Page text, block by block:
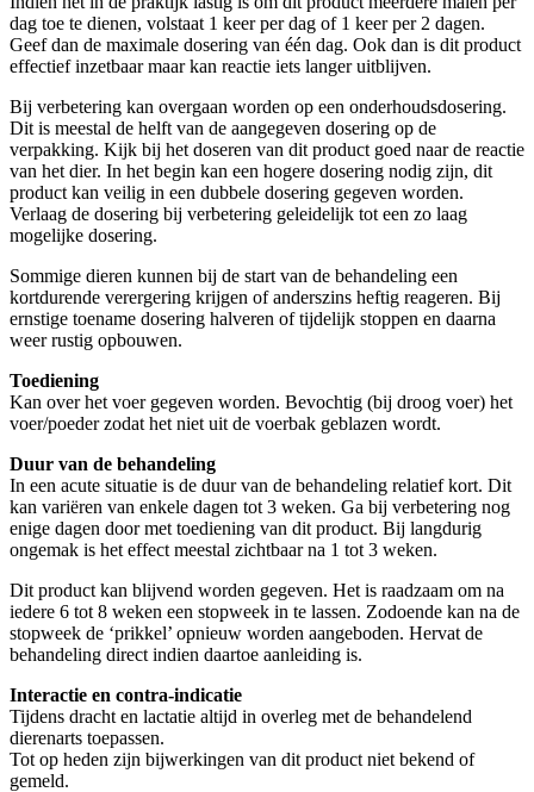
dag toe te dienen, volstaat 1 keer per dag of 1 keer per 2 dagen.
Geef dan de maximale dosering van één dag. Ook dan is dit product
effectief inzetbaar maar kan reactie iets langer uitblijven.
Bij verbetering kan overgaan worden op een onderhoudsdosering.
Dit is meestal de helft van de aangegeven dosering op de
verpakking. Kijk bij het doseren van dit product goed naar de reactie
van het dier. In het begin kan een hogere dosering nodig zijn, dit
product kan veilig in een dubbele dosering gegeven worden.
Verlaag de dosering bij verbetering geleidelijk tot een zo laag
mogelijke dosering.
Sommige dieren kunnen bij de start van de behandeling een
kortdurende verergering krijgen of anderszins heftig reageren. Bij
ernstige toename dosering halveren of tijdelijk stoppen en daarna
weer rustig opbouwen.
Toediening
Kan over het voer gegeven worden. Bevochtig (bij droog voer) het
voer/poeder zodat het niet uit de voerbak geblazen wordt.
Duur van de behandeling
In een acute situatie is de duur van de behandeling relatief kort. Dit
kan variëren van enkele dagen tot 3 weken. Ga bij verbetering nog
enige dagen door met toediening van dit product. Bij langdurig
ongemak is het effect meestal zichtbaar na 1 tot 3 weken.
Dit product kan blijvend worden gegeven. Het is raadzaam om na
iedere 6 tot 8 weken een stopweek in te lassen. Zodoende kan na de
stopweek de ‘prikkel’ opnieuw worden aangeboden. Hervat de
behandeling direct indien daartoe aanleiding is.
Interactie en contra-indicatie
Tijdens dracht en lactatie altijd in overleg met de behandelend
dierenarts toepassen.
Tot op heden zijn bijwerkingen van dit product niet bekend of
gemeld.